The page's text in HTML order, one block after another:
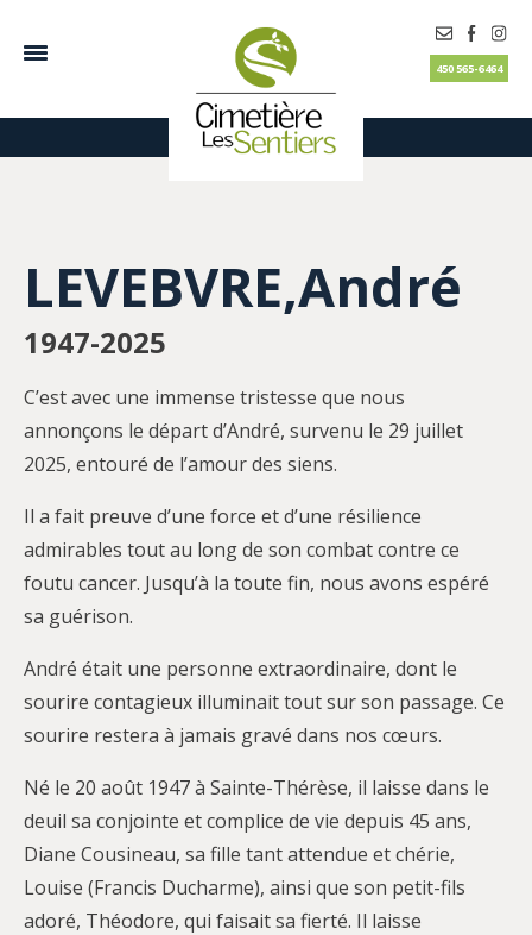
450 565-6464
LEVEBVRE,André
1947-2025
C’est avec une immense tristesse que nous
annonçons le départ d’André, survenu le 29 juillet
2025, entouré de l’amour des siens.
Il a fait preuve d’une force et d’une résilience
admirables tout au long de son combat contre ce
foutu cancer. Jusqu’à la toute fin, nous avons espéré
sa guérison.
André était une personne extraordinaire, dont le
sourire contagieux illuminait tout sur son passage. Ce
sourire restera à jamais gravé dans nos cœurs.
Né le 20 août 1947 à Sainte-Thérèse, il laisse dans le
deuil sa conjointe et complice de vie depuis 45 ans,
Diane Cousineau, sa fille tant attendue et chérie,
Louise (Francis Ducharme), ainsi que son petit-fils
adoré, Théodore, qui faisait sa fierté. Il laisse